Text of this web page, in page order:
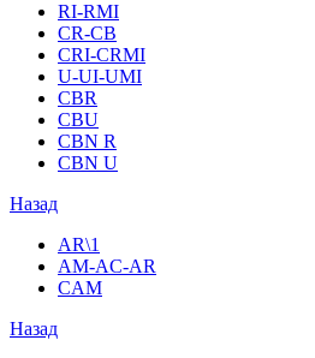
RI-RMI
CR-CB
СRI-СRMI
U-UI-UMI
CBR
CBU
CBN R
CBN U
Назад
AR\1
AM-AC-AR
CAM
Назад